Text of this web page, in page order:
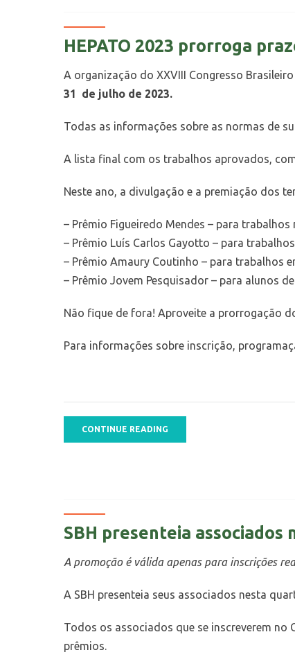
HEPATO 2023 prorroga
A organização do XXVIII Congresso
31 de julho de 2023.
Todas as informações sobre as normas de
A lista final com os trabalhos aprovados,
Neste ano, a divulgação e a premiação dos
– Prêmio Figueiredo Mendes – para
– Prêmio Luís Carlos Gayotto – para
– Prêmio Amaury Coutinho – para trabalhos
– Prêmio Jovem Pesquisador – para alunos
Não fique de fora! Aproveite a prorrogação
Para informações sobre inscrição,
CONTINUE READING
SBH presenteia associados
A promoção é válida apenas para inscrições
A SBH presenteia seus associados nesta
Todos os associados que se inscreverem no
prêmios.